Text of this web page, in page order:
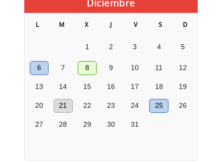
Diciembre
L M X J V S D
1 2 3 4 5
6 7 8 9 10 11 12
13 14 15 16 17 18 19
20 21 22 23 24 25 26
27 28 29 30 31